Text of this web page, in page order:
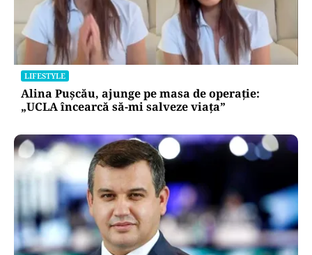
LIFESTYLE
Alina Pușcău, ajunge pe masa de operație:
„UCLA încearcă să-mi salveze viața”